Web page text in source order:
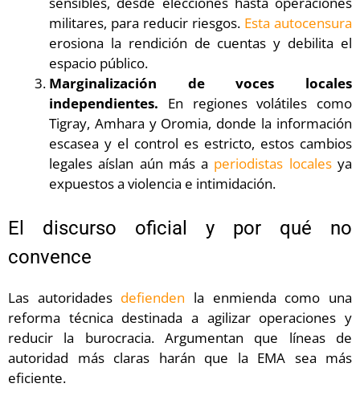
militares, para reducir riesgos. Esta autocensura
erosiona la rendición de cuentas y debilita el
espacio público.
Marginalización de voces locales
independientes. En regiones volátiles como
Tigray, Amhara y Oromia, donde la información
escasea y el control es estricto, estos cambios
legales aíslan aún más a periodistas localesya
expuestos a violencia e intimidación.
El discurso oficial y por qué no
convence
Las autoridades defienden la enmienda como una
reforma técnica destinada a agilizar operaciones y
reducir la burocracia. Argumentan que líneas de
autoridad más claras harán que la EMA sea más
eficiente.